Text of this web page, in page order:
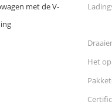
met de V-
Het